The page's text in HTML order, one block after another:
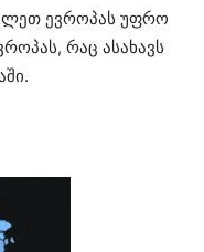
ევროპას უფრო
რაც ასახავს